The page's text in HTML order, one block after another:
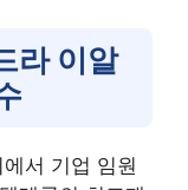
라 이알
서 기업 임원